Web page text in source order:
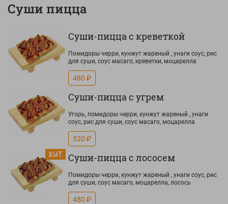
Суши пицца
Суши-пицца с креветкой
Помидоры черри, кунжут жареный , унаги соус, рис
для суши, соус масаго, креветки, моцарелла
480 ₽
Суши-пицца с угрем
Угорь, помидоры черри, кунжут жареный , унаги
соус, рис для суши, соус масаго, моцарелла
520 ₽
Суши-пицца с лососем
Помидоры черри, кунжут жареный , унаги соус, рис
для суши, соус масаго, моцарелла, лосось
480 ₽